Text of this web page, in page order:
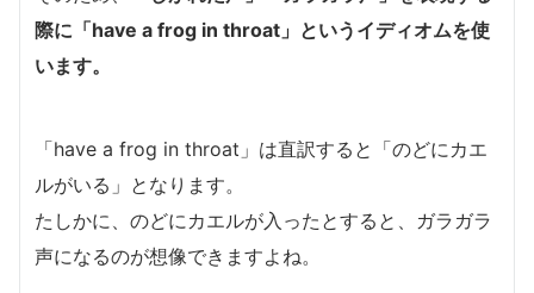
際に「have a frog in throat」というイディオムを使
います。
「have a frog in throat」は直訳すると「のどにカエ
ルがいる」となります。
たしかに、のどにカエルが入ったとすると、ガラガラ
声になるのが想像できますよね。